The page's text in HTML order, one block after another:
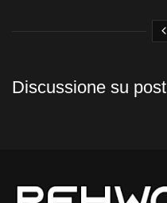
Discussione su post